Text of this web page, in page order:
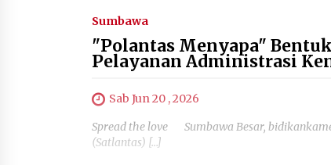
Sumbawa
"Polantas Menyapa"
Pelayanan Administrasi
Sab Jun 20 , 2026
Spread the love Sumbawa Besar,
(Satlantas) […]